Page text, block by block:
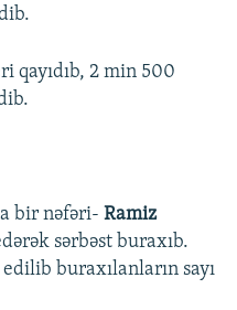
qayıdıb, 2 min 500
bir nəfəri- Ramiz
sərbəst buraxıb.
buraxılanların sayı